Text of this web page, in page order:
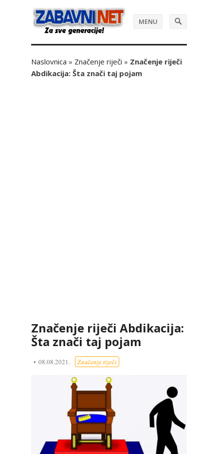
MENU
Naslovnica » Značenje riječi » Značenje riječi
Abdikacija: Šta znači taj pojam
Značenje riječi Abdikacija:
Šta znači taj pojam
08.08.2021. Značenje riječi